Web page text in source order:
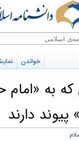
به
پیوند دارند
خواندن